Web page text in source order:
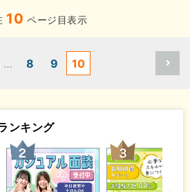
10 ページ目表示
… 8 9 10
ンキング